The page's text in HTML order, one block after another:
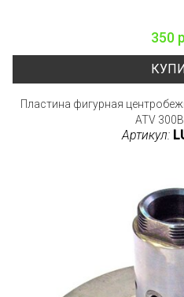
350
Пластина фигурная
ATV
Артикул: